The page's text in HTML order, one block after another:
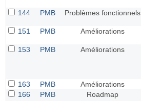
144 PMB Problèmes fonctionnels
151 PMB Améliorations
153 PMB Améliorations
163 PMB Améliorations
166
PMB Roadmap